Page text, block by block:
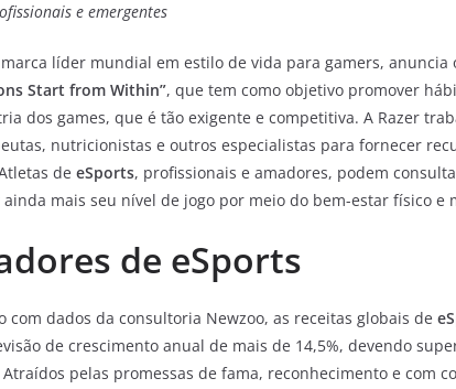
e emergentes
marca líder mundial em estilo de vida para gamers,
Start from Within”, que tem como objetivo promover
dos games, que é tão exigente e competitiva. A Razer
nutricionistas e outros especialistas para fornecer
de eSports, profissionais e amadores, podem
mais seu nível de jogo por meio do bem-estar físico e
de eSports
com dados da consultoria Newzoo, as receitas globais de
de crescimento anual de mais de 14,5%, devendo
Atraídos pelas promessas de fama, reconhecimento e com